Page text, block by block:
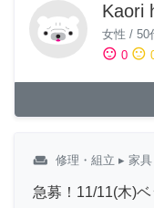
Kaori
女性 / 50
sentiment_satisfied 0 sentiment_neutral
weekend 修理・組立 ▸ 家具
急募！11/11(木)